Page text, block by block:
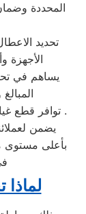
المحددة
تحديد
الأجهزة
يساهم في
توافر قطع غيار كلفينيتور الاصلية في مركز صيانة كلفينيتور .
بأعلى مستوى
لماذا